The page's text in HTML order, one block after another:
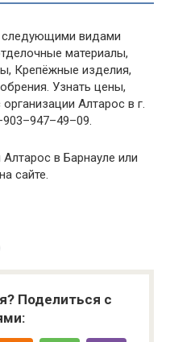
следующими видами
материалы,
Крепёжные изделия,
Узнать цены,
Алтарос в г.
в Барнауле или
сайте.
Поделиться с